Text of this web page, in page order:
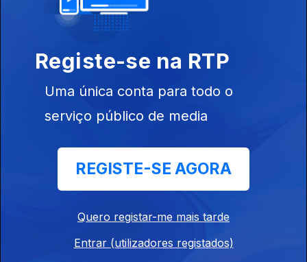
20 out. 2017
Quinto episódio da série "Memórias do Exílio",
com Teresa Rita Lopes.
Quarto episódio da série "Memórias do Exílio",
com Fernando Mariano Cardeira.
Terceiro episódio da série "Memórias do
Registe-se na RTP
Uma única conta para todo o
serviço público de media
REGISTE-SE AGORA
Quero registar-me mais tarde
Entrar (utilizadores registados)